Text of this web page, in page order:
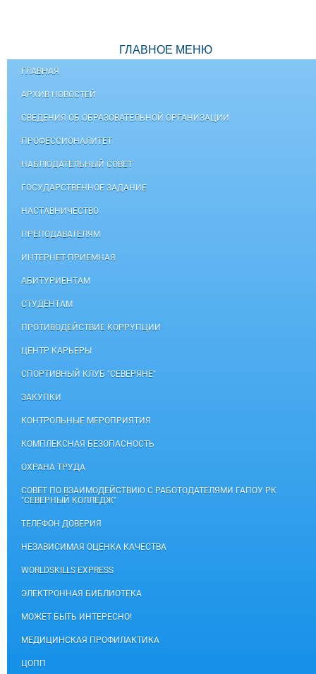
ГЛАВНОЕ МЕНЮ
ГЛАВНАЯ
АРХИВ НОВОСТЕЙ
СВЕДЕНИЯ ОБ ОБРАЗОВАТЕЛЬНОЙ ОРГАНИЗАЦИИ
ПРОФЕССИОНАЛИТЕТ
НАБЛЮДАТЕЛЬНЫЙ СОВЕТ
ГОСУДАРСТВЕННОЕ ЗАДАНИЕ
НАСТАВНИЧЕСТВО
ПРЕПОДАВАТЕЛЯМ
ИНТЕРНЕТ-ПРИЕМНАЯ
АБИТУРИЕНТАМ
СТУДЕНТАМ
ПРОТИВОДЕЙСТВИЕ КОРРУПЦИИ
ЦЕНТР КАРЬЕРЫ
СПОРТИВНЫЙ КЛУБ "СЕВЕРЯНЕ"
ЗАКУПКИ
КОНТРОЛЬНЫЕ МЕРОПРИЯТИЯ
КОМПЛЕКСНАЯ БЕЗОПАСНОСТЬ
ОХРАНА ТРУДА
СОВЕТ ПО ВЗАИМОДЕЙСТВИЮ С РАБОТОДАТЕЛЯМИ ГАПОУ РК
"СЕВЕРНЫЙ КОЛЛЕДЖ"
ТЕЛЕФОН ДОВЕРИЯ
НЕЗАВИСИМАЯ ОЦЕНКА КАЧЕСТВА
WORLDSKILLS EXPRESS
ЭЛЕКТРОННАЯ БИБЛИОТЕКА
МОЖЕТ БЫТЬ ИНТЕРЕСНО!
МЕДИЦИНСКАЯ ПРОФИЛАКТИКА
ЦОПП